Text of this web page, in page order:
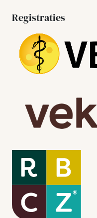
Registraties